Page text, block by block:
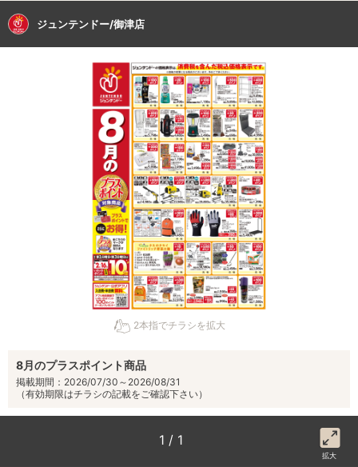
ジュンテンドー/御津店
2本指でチラシを拡大
8月のプラスポイント商品
掲載期間：2026/07/30～2026/08/31
（有効期限はチラシの記載をご確認下さい）
1 / 1
拡大